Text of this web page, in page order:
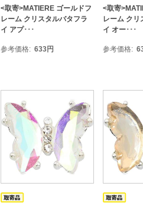
<取寄>MATIERE ゴールドフ
レーム クリスタルバタフラ
イ アプ･･･
参考価格 633円
<取寄
レーム クリ
イ オー･･･
参考価格